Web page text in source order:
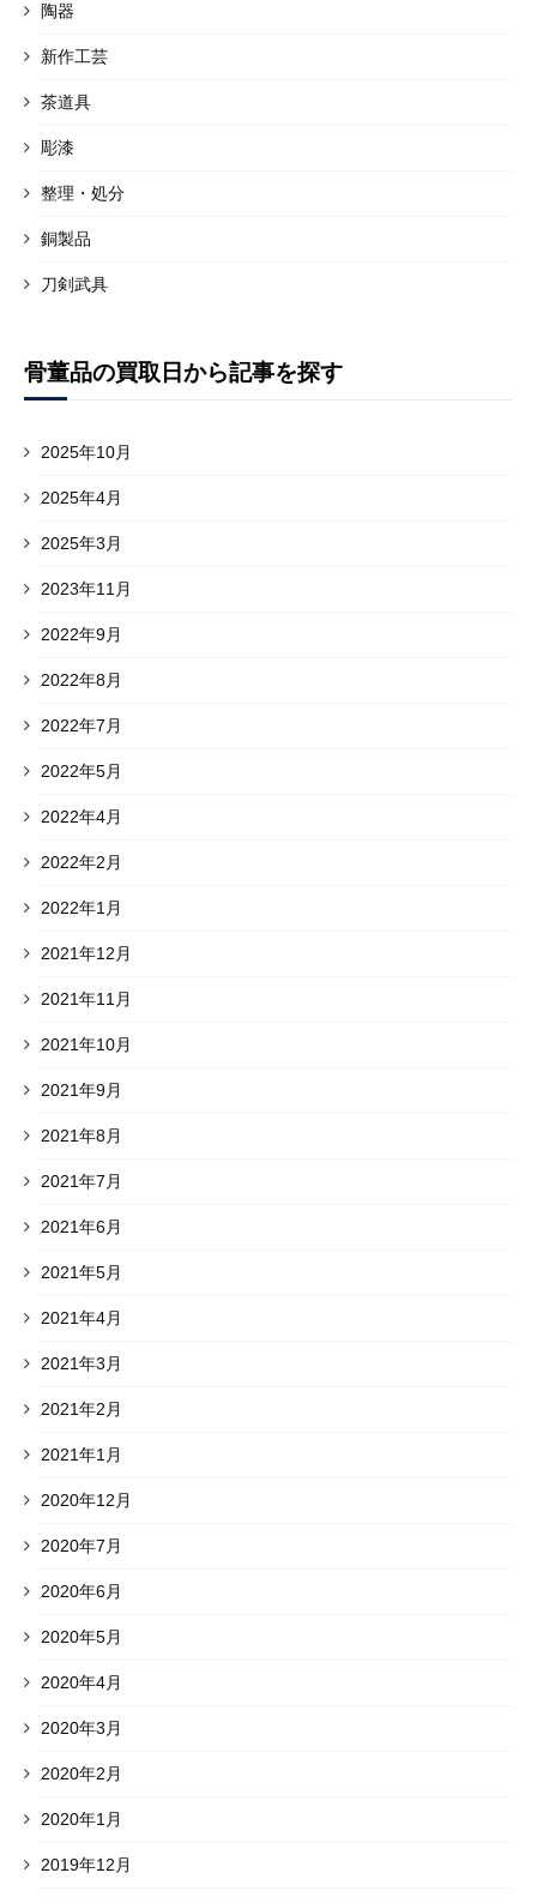
陶器
新作工芸
茶道具
彫漆
整理・処分
銅製品
刀剣武具
骨董品の買取日から記事を探す
2025年10月
2025年4月
2025年3月
2023年11月
2022年9月
2022年8月
2022年7月
2022年5月
2022年4月
2022年2月
2022年1月
2021年12月
2021年11月
2021年10月
2021年9月
2021年8月
2021年7月
2021年6月
2021年5月
2021年4月
2021年3月
2021年2月
2021年1月
2020年12月
2020年7月
2020年6月
2020年5月
2020年4月
2020年3月
2020年2月
2020年1月
2019年12月